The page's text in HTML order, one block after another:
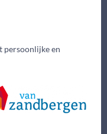
persoonlijke en